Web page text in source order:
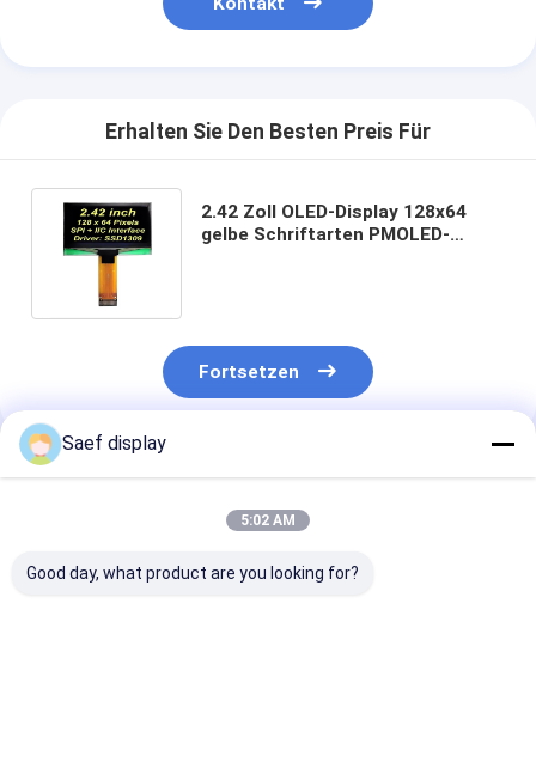
Erhalten Sie Den Besten Preis Für
2.42 Zoll OLED-Display 128x64
gelbe Schriftarten PMOLED-
Fortsetzen
Empfohlene Produkte
Saef display
5:02 AM
Good day, what product are you looking for?